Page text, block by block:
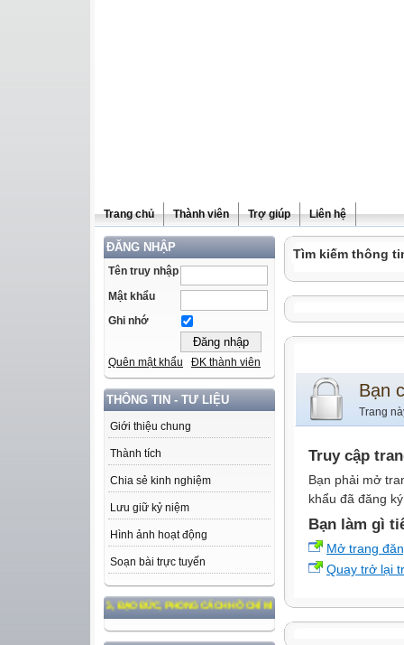
Trang chủ Thành viên Trợ giúp Liên hệ
ĐĂNG NHẬP
Tên truy nhập
Mật khẩu
Ghi nhớ
Quên mật khẩu ĐK thành viên
THÔNG TIN - TƯ LIỆU
Giới thiệu chung
Thành tích
Chia sẻ kinh nghiệm
Lưu giữ kỷ niệm
Hình ảnh hoạt động
Soạn bài trực tuyến
THEO TƯ TƯỞNG, ĐẠO ĐỨC, PHONG CÁCH HỒ CHÍ MINH
Tìm kiếm thông
Bạn
Trang
Truy cập
Bạn phải mở
khẩu đã đăng
Bạn làm gì
Mở trang
Quay trở lại